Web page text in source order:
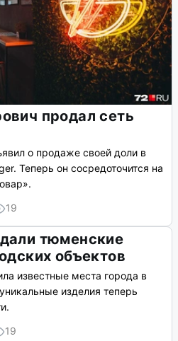
продал сеть
о продаже своей доли в
Теперь он сосредоточится на
19
тюменские
объектов
известные места города в
изделия теперь
19